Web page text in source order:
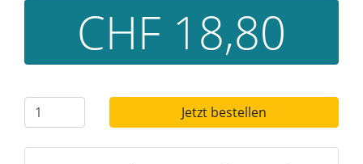
CHF 18,80
Jetzt bestellen